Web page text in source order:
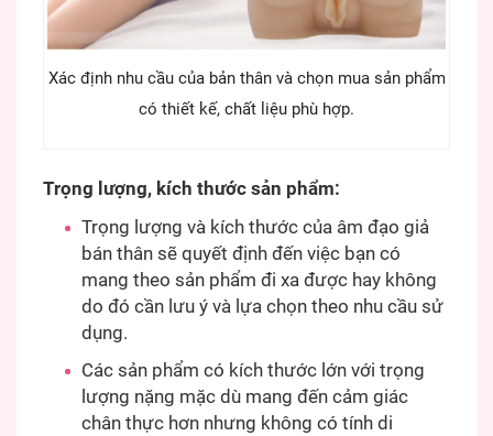
Xác định nhu cầu của bản thân và chọn mua sản phẩm
có thiết kế, chất liệu phù hợp.
Trọng lượng, kích thước sản phẩm:
Trọng lượng và kích thước của âm đạo giả
bán thân sẽ quyết định đến việc bạn có
mang theo sản phẩm đi xa được hay không
do đó cần lưu ý và lựa chọn theo nhu cầu sử
dụng.
Các sản phẩm có kích thước lớn với trọng
lượng nặng mặc dù mang đến cảm giác
chân thực hơn nhưng không có tính di